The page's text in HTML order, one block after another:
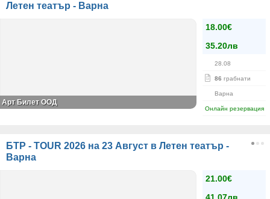
Летен театър - Варна
18.00€
35.20лв
28.08
86 грабнати
Варна
Онлайн резервация
Арт Билет ООД
БТР - TOUR 2026 на 23 Август в Летен театър -
Варна
21.00€